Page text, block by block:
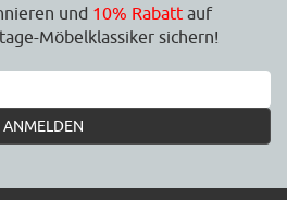
und 10% Rabatt auf
Möbelklassiker sichern!
ANMELDEN